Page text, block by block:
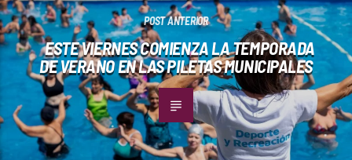
POST ANTERIOR
ESTE VIERNES COMIENZA LA TEMPORADA
DE VERANO EN LAS PILETAS MUNICIPALES